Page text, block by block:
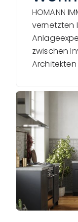
HOMANN
vernetzten
zwischen
Architekten